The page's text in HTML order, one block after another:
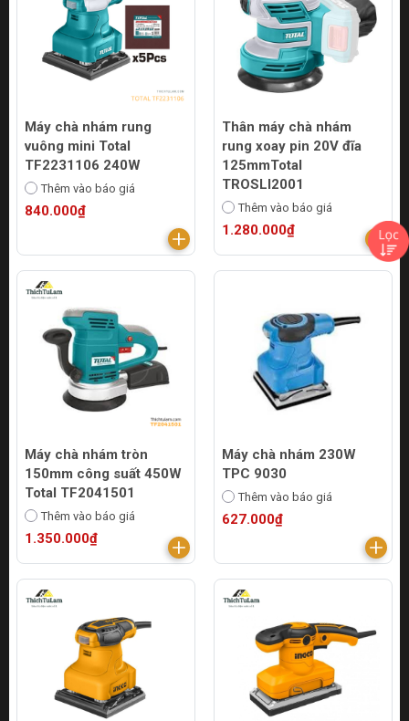
Máy chà nhám rung
vuông mini Total
TF2231106 240W
Thêm vào báo giá
840.000₫
Thân máy chà nhám
rung xoay pin 20V đĩa
125mmTotal
TROSLI2001
Thêm vào báo giá
1.280.000₫
Máy chà nhám tròn
150mm công suất 450W
Total TF2041501
Thêm vào báo giá
1.350.000₫
Máy chà nhám 230W
TPC 9030
Thêm vào báo giá
627.000₫